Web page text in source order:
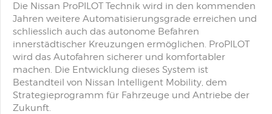
Die Nissan ProPILOT Technik wird in den kommenden
Jahren weitere Automatisierungsgrade erreichen und
schliesslich auch das autonome Befahren
innerstädtischer Kreuzungen ermöglichen. ProPILOT
wird das Autofahren sicherer und komfortabler
machen. Die Entwicklung dieses System ist
Bestandteil von Nissan Intelligent Mobility, dem
Strategieprogramm für Fahrzeuge und Antriebe der
Zukunft.